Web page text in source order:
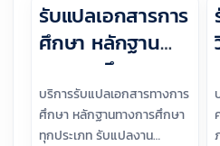
รับแปลเอกสารการ
ศึกษา หลักฐาน
ทางการศึกษา
บริการรับแปลเอกสารทางการ
ศึกษา หลักฐานทางการศึกษา
ทุกประเภท รับแปลงาน